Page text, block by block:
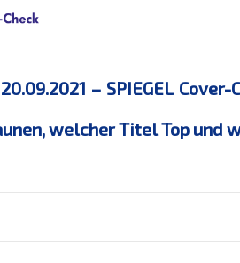
– SPIEGEL
welcher Titel Top und